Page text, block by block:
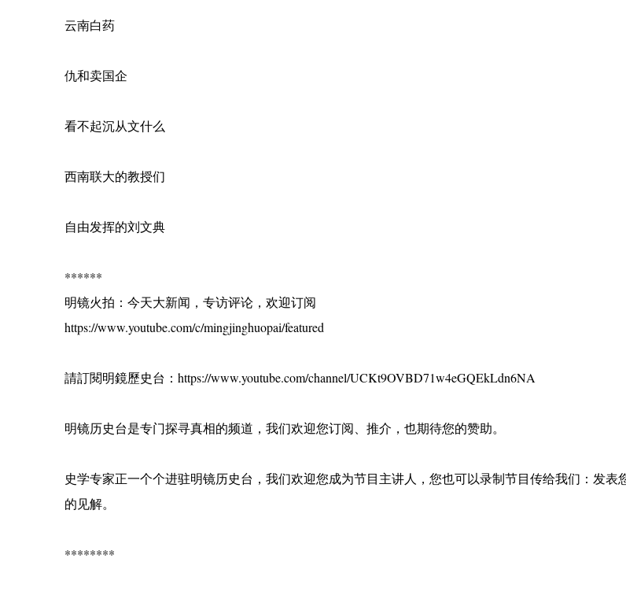
云南白药
仇和卖国企
看不起沉从文什么
西南联大的教授们
自由发挥的刘文典
******
明镜火拍：今天大新闻，专访评论，欢迎订阅
https://www.youtube.com/c/mingjinghuopai/featured
請訂閱明鏡歷史台：https://www.youtube.com/channel/UCKt9OVBD71w4eGQEkLdn6NA
明镜历史台是专门探寻真相的频道，我们欢迎您订阅、推介，也期待您的赞助。
史学专家正一个个进驻明镜历史台，我们欢迎您成为节目主讲人，您也可以录制节目传给我们：发表
的见解。
********